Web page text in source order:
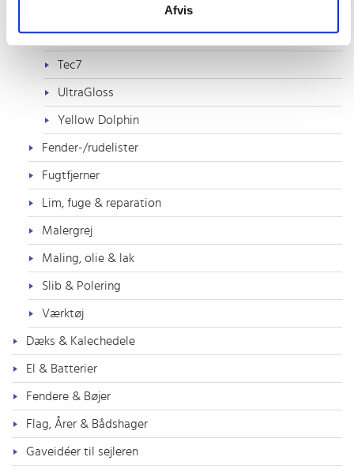
Afvis
SuperLube
Tec7
UltraGloss
Yellow Dolphin
Fender-/rudelister
Fugtfjerner
Lim, fuge & reparation
Malergrej
Maling, olie & lak
Slib & Polering
Værktøj
Dæks & Kalechedele
El & Batterier
Fendere & Bøjer
Flag, Årer & Bådshager
Gaveidéer til sejleren